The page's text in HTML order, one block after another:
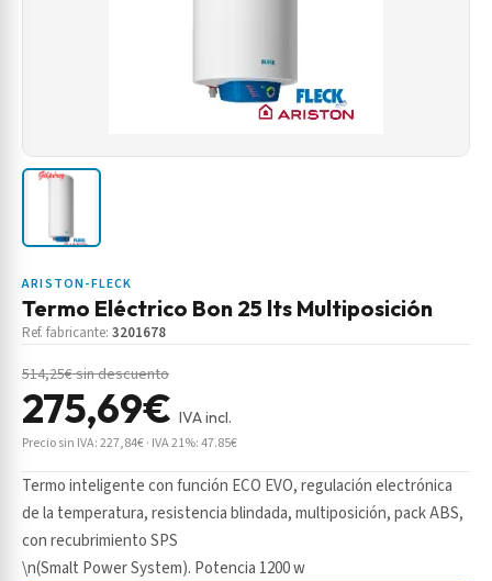
ARISTON-FLECK
Termo Eléctrico Bon 25 lts Multiposición
Ref. fabricante: 3201678
514,25€ sin descuento
275,69€ IVA incl.
Precio sin IVA: 227,84€ · IVA 21%: 47.85€
Termo inteligente con función ECO EVO, regulación electrónica
de la temperatura, resistencia blindada, multiposición, pack ABS,
con recubrimiento SPS
\n(Smalt Power System). Potencia 1200 w